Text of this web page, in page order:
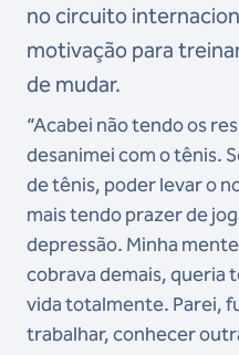
no circuito
motivação para
de mudar.
“Acabei não tendo os
desanimei com o tênis.
de tênis, poder levar o
mais tendo prazer de
depressão. Minha
cobrava demais, queria
vida totalmente. Parei,
trabalhar, conhecer